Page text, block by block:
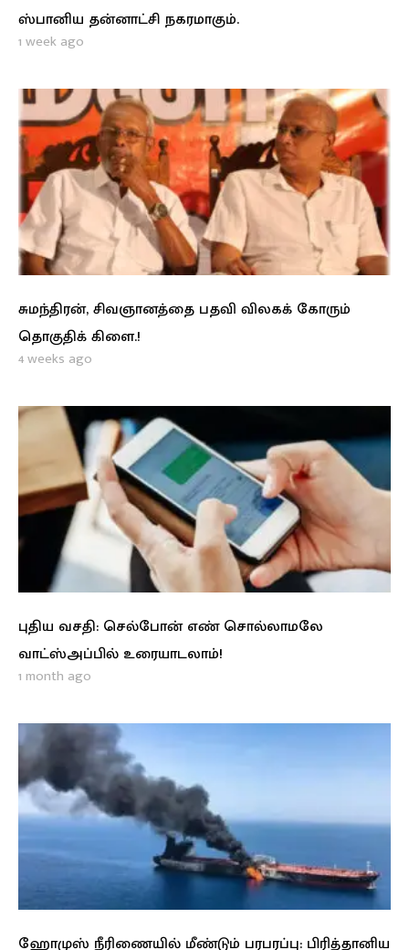
ஸ்பானிய தன்னாட்சி நகரமாகும்.
1 week ago
சுமந்திரன், சிவஞானத்தை பதவி விலகக் கோரும்
தொகுதிக் கிளை.!
4 weeks ago
புதிய வசதி: செல்போன் எண் சொல்லாமலே
வாட்ஸ்அப்பில் உரையாடலாம்!
1 month ago
ஹோமுஸ் நீரிணையில் மீண்டும் பரபரப்பு: பிரித்தானிய